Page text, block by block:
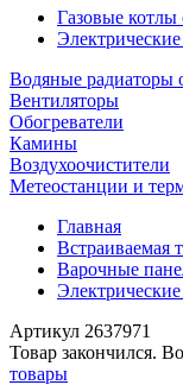
Газовые котлы
Водяные радиаторы
Вентиляторы
Обогреватели
Камины
Воздухоочистители
Метеостанции и
Главная
Встраиваемая
Варочные
Артикул 2637971
Товар закончился.
товары